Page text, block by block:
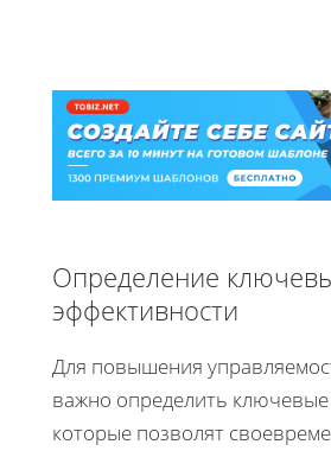
Определение
эффективности
Для повышения
важно определить
которые позволят